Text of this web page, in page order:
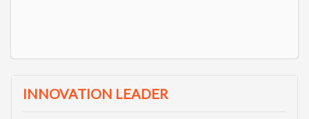
INNOVATION LEADER